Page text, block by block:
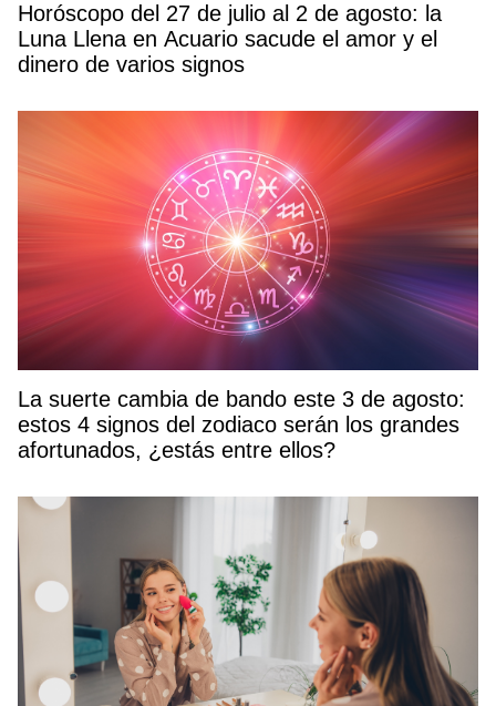
Horóscopo del 27 de julio al 2 de agosto: la
Luna Llena en Acuario sacude el amor y el
dinero de varios signos
La suerte cambia de bando este 3 de agosto:
estos 4 signos del zodiaco serán los grandes
afortunados, ¿estás entre ellos?